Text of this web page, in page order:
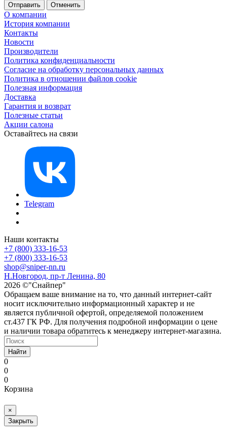
Отменить
О компании
История компании
Контакты
Новости
Производители
Политика конфиденциальности
Согласие на обработку персональных данных
Политика в отношении файлов cookie
Полезная информация
Доставка
Гарантия и возврат
Полезные статьи
Акции салона
Оставайтесь на связи
Telegram
Наши контакты
+7 (800) 333-16-53
+7 (800) 333-16-53
shop@sniper-nn.ru
Н.Новгород, пр-т Ленина, 80
2026 ©"Снайпер"
Обращаем ваше внимание на то, что данный интернет-сайт
носит исключительно информационный характер и не
является публичной офертой, определяемой положением
ст.437 ГК РФ. Для получения подробной информации о цене
и наличии товара обратитесь к менеджеру интернет-магазина.
Найти
0
0
0
Корзина
×
Закрыть